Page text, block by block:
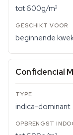
tot 600g/m²
beginnende
Confidencial
indica-dominant